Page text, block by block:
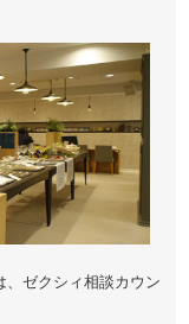
ゼクシィ相談カウン